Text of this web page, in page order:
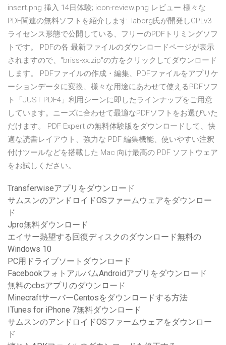
insert.png 挿入 14日体験; icon-review.png レビュー 様々な
PDF関連の無料ソフトを紹介します. laborg氏が開発しGPLv3
ライセンス形態で公開している、フリーのPDFトリミングソフ
トです。 PDFの各 最新ファイルのダウンロードページが表示
されますので、"briss-xx.zip"の方をクリックしてダウンロード
します。 PDFファイルの作成・編集、PDFファイルをアプリケ
ーションデータに変換、様々な用途にあわせて使えるPDFソフ
ト「JUST PDF4」利用シーンに即したラインナップをご用意
しています。ニーズに合わせて最適なPDFソフトをお選びいた
だけます。 PDF Expert の無料体験版をダウンロードして、快
適な読書レイアウト、強力な PDF 編集機能、使いやすい注釈
付けツールなどを搭載した Mac 向け最高の PDF ソフトウェア
をお試しください。
Transferwiseアプリをダウンロード
サムスンのアンドロイドOSファームウェアをダウンロー
ド
Jpro無料ダウンロード
エイサー熱望する回復ディスクのダウンロード無料の
Windows 10
PC用ドライブソートダウンロード
FacebookフォトアルバムAndroidアプリをダウンロード
無料のcbsアプリのダウンロード
MinecraftサーバーCentosをダウンロードする方法
ITunes for iPhone 7無料ダウンロード
サムスンのアンドロイドOSファームウェアをダウンロー
ド